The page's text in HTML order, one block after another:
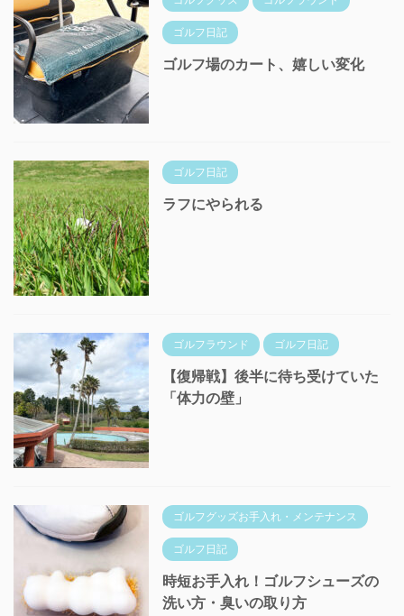
ゴルフ日記
ゴルフ場のカート、嬉しい変化
ゴルフ日記
ラフにやられる
ゴルフラウンド ゴルフ日記
【復帰戦】後半に待ち受けていた
「体力の壁」
ゴルフグッズお手入れ・メンテナンス
ゴルフ日記
時短お手入れ！ゴルフシューズの
洗い方・臭いの取り方